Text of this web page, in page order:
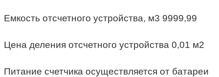
Емкость отсчетного устройства, м3 9999,99
Цена деления отсчетного устройства 0,01 м2
Питание счетчика осуществляется от батареи